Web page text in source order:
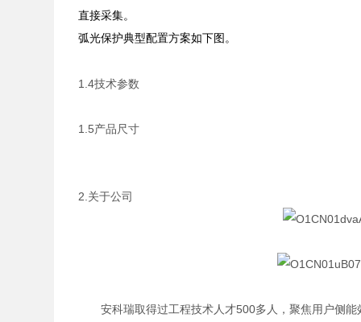
直接采集。
弧光保护典型配置方案如下图。
1.4技术参数
1.5产品尺寸
2.关于公司
安科瑞取得过工程技术人才500多人，聚焦用户侧